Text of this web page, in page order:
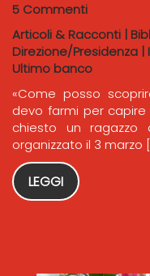
5 Commenti
Articoli & Racconti |
Direzione/Presidenza |
Ultimo banco
«Come posso
devo farmi per
chiesto un ragazzo
organizzato il 3 marzo
LEGGI